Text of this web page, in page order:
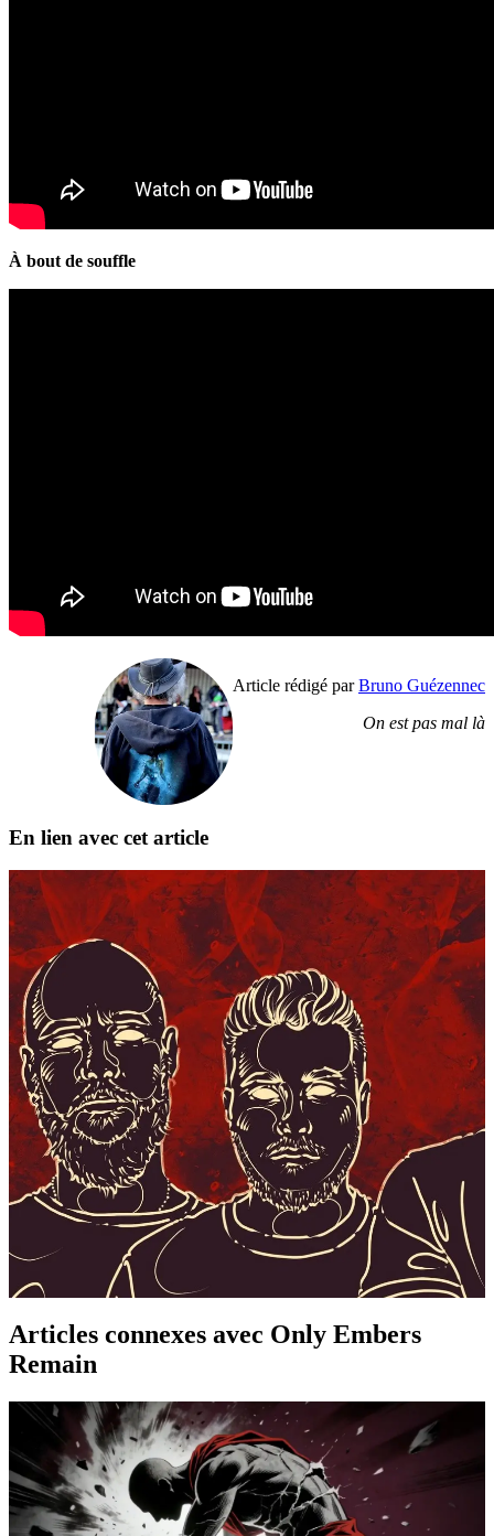
À bout de souffle
Article rédigé parBruno Guézennec
On est pas mal là
En lien avec cet article
Articles connexes avec Only Embers
Remain